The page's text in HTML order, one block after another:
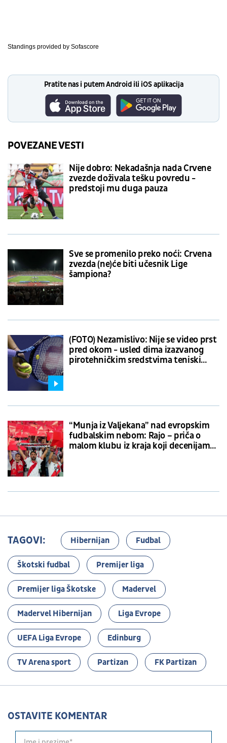
Standings provided by Sofascore
Pratite nas i putem Android ili iOS aplikacija
POVEZANE VESTI
Nije dobro: Nekadašnja nada Crvene
zvezde doživala tešku povredu -
predstoji mu duga pauza
Sve se promenilo preko noći: Crvena
zvezda (ne)će biti učesnik Lige
šampiona?
(FOTO) Nezamislivo: Nije se video prst
pred okom - usled dima izazvanog
pirotehničkim sredstvima teniski
“Munja iz Valjekana” nad evropskim
fudbalskim nebom: Rajo – priča o
malom klubu iz kraja koji decenijama
TAGOVI: Hibernijan Fudbal
Škotski fudbal Premijer liga
Premijer liga Škotske Madervel
Madervel Hibernijan Liga Evrope
UEFA Liga Evrope Edinburg
TV Arena sport Partizan FK Partizan
OSTAVITE KOMENTAR